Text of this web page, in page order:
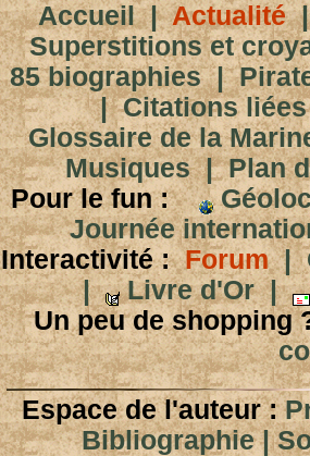
Accueil|Actualité
Superstitions et
85 biographies|
|Citations
Glossaire de la
Musiques|Plan
Pour le fun :
Journée
Interactivité : Forum|
|
Livre d'Or|
Un peu de shopping
Espace de l'auteur :
Bibliographie|